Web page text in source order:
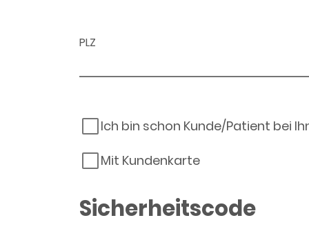
PLZ
Ich bin schon Kunde/Patient bei
Mit Kundenkarte
Sicherheitscode